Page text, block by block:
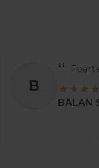
B
BALAN